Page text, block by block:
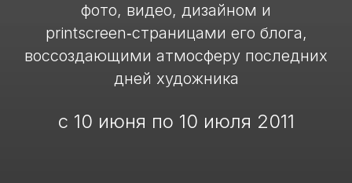
фото, видео, дизайном и
printscreen‑страницами его блога,
воссоздающими атмосферу последних
дней художника
с 10 июня по 10 июля 2011